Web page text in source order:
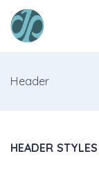
Header
HEADER STYLES